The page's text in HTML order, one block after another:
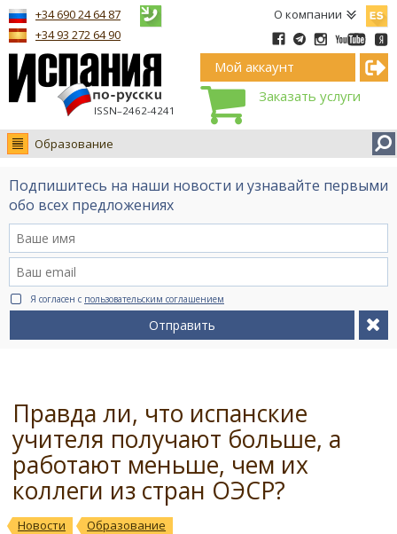
О компании
ISSN–2462-4241
+34 690 24 64 87
+34 93 272 64 90
Мой аккаунт
Заказать услуги
Образование
Новости
Интервью
Видео Ruso.TV
BCN life
Сервис на немецком
Подпишитесь на наши новости и узнавайте первыми
обо всех предложениях
Я согласен с пользовательским соглашением
Отправить
Правда ли, что испанские
учителя получают больше, а
работают меньше, чем их
коллеги из стран ОЭСР?
Новости Образование